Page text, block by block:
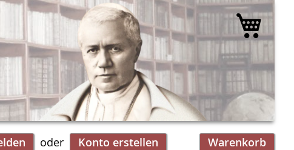
Warenkorb
Konto erstellen
Mein